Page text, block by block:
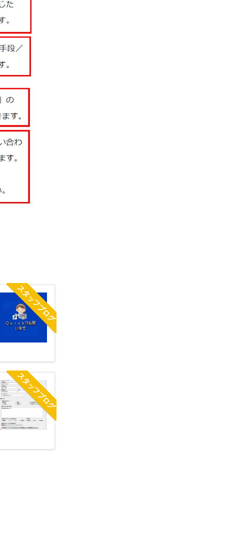
スタッフブログ
スタッフブログ